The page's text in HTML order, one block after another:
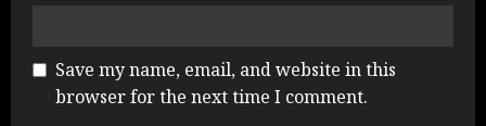
Save my name, email, and website in this
browser for the next time I comment.